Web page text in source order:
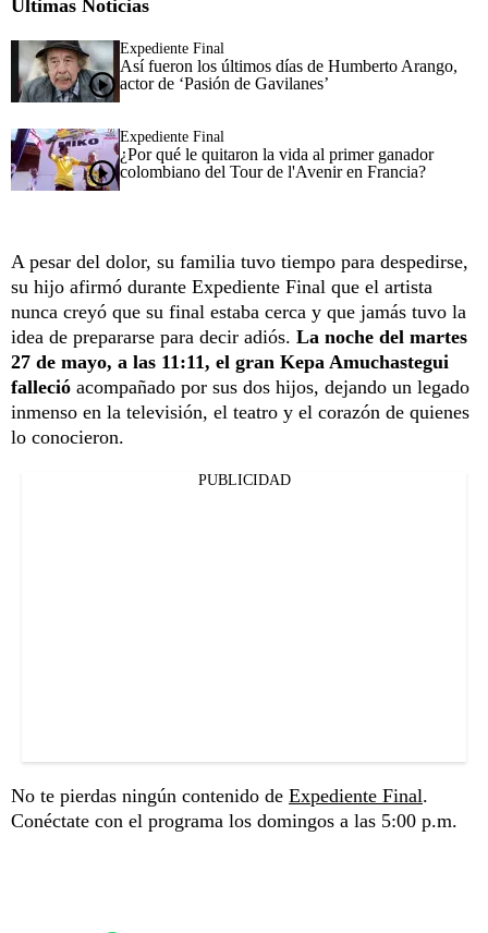
Últimas Noticias
Expediente Final
Así fueron los últimos días de Humberto Arango,
actor de ‘Pasión de Gavilanes’
Expediente Final
¿Por qué le quitaron la vida al primer ganador
colombiano del Tour de l'Avenir en Francia?
A pesar del dolor, su familia tuvo tiempo para despedirse,
su hijo afirmó durante Expediente Final que el artista
nunca creyó que su final estaba cerca y que jamás tuvo la
idea de prepararse para decir adiós. La noche del martes
27 de mayo, a las 11:11, el gran Kepa Amuchastegui
falleció acompañado por sus dos hijos, dejando un legado
inmenso en la televisión, el teatro y el corazón de quienes
lo conocieron.
PUBLICIDAD
No te pierdas ningún contenido de Expediente Final.
Conéctate con el programa los domingos a las 5:00 p.m.